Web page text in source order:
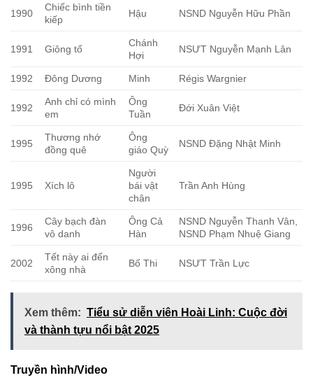
1990
Chiếc bình tiền
kiếp
Hậu NSND Nguyễn Hữu Phần
1991 Giông tố
Chánh
Hợi
NSƯT Nguyễn Mạnh Lân
1992 Đông Dương Minh Régis Wargnier
1992
Anh chỉ có mình
em
Ông
Tuần
Đới Xuân Việt
1995
Thương nhớ
đồng quê
Ông
giáo Quỳ
NSND Đặng Nhật Minh
1995 Xích lô
Người
bái vật
chân
Trần Anh Hùng
1996
Cây bạch đàn
vô danh
Ông Cả
Hàn
NSND Nguyễn Thanh Vân,
NSND Phạm Nhuệ Giang
2002
Tết này ai đến
xông nhà
Bố Thi NSƯT Trần Lực
Xem thêm: Tiểu sử diễn viên Hoài Linh: Cuộc đời
và thành tựu nổi bật 2025
Truyền hình/Video